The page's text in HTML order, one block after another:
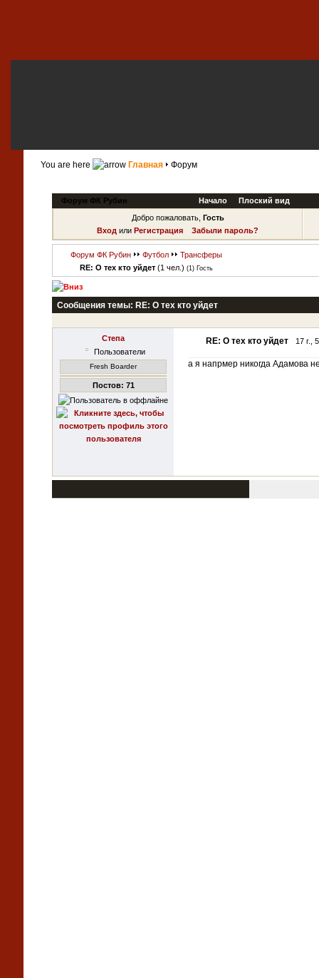
You are here Главная Форум
Форум ФК Рубин Начало
Плоский вид
Добро пожаловать, Гость
Вход или Регистрация Забыли пароль?
Форум ФК Рубин Футбол
Трансферы
RE: О тех кто уйдет (1 чел.) (1) Гость
Сообщения темы: RE: О тех кто уйдет
Степа
Пользователи
Fresh Boarder
Постов: 71
RE: О тех кто уйдет 17 г.,
а я напрмер никогда Адамова